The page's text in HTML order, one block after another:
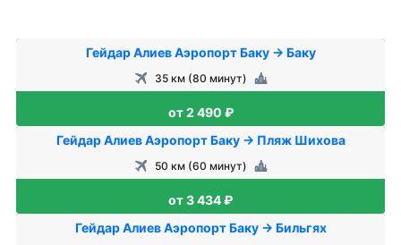
Гейдар Алиев Аэропорт Баку → Баку
35 км (80 минут)
от 2 490 ₽
Гейдар Алиев Аэропорт Баку → Пляж Шихова
50 км (60 минут)
от 3 434 ₽
Гейдар Алиев Аэропорт Баку → Бильгях